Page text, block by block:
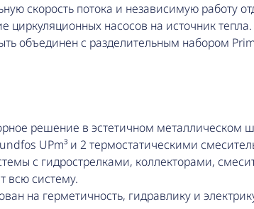
скорость потока и независимую работу
циркуляционных насосов на источник тепла.
объединен с разделительным набором
решение в эстетичном металлическом
UPm³ и 2 термостатическими
с гидрострелками, коллекторами,
всю систему.
на герметичность, гидравлику и